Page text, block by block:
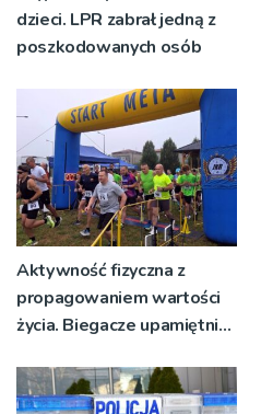
dzieci. LPR zabrał jedną z
poszkodowanych osób
Aktywność fizyczna z
propagowaniem wartości
życia. Biegacze upamiętnili